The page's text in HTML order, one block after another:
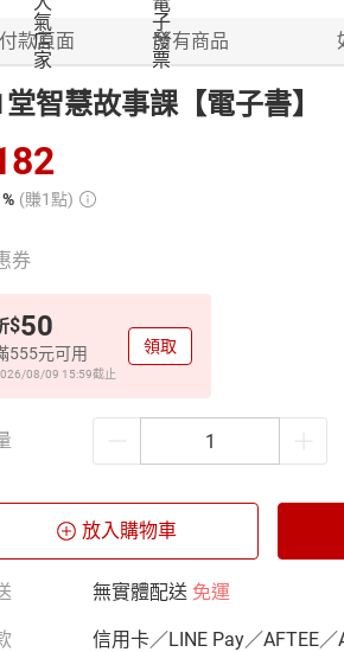
款頁面 所有商品
堂智慧故事課【電子書】
(賺1點)
券
$50
555元可用
08/09 15:59截止
領取
放入購物車
無實體配送 免運
信用卡／LINE Pay／AFTEE／